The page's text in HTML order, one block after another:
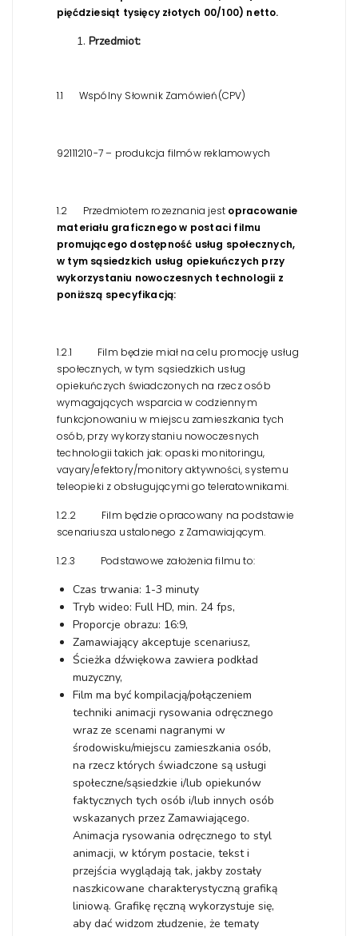
pięćdziesiąt tysięcy złotych 00/100) netto.
Przedmiot:
1.1 Wspólny Słownik Zamówień(CPV)
92111210-7 – produkcja filmów reklamowych
1.2 Przedmiotem rozeznania jest opracowanie
materiału graficznego w postaci filmu
promującego dostępność usług społecznych,
w tym sąsiedzkich usług opiekuńczych przy
wykorzystaniu nowoczesnych technologii z
poniższą specyfikacją:
1.2.1 Film będzie miał na celu promocję usług
społecznych, w tym sąsiedzkich usług
opiekuńczych świadczonych na rzecz osób
wymagających wsparcia w codziennym
funkcjonowaniu w miejscu zamieszkania tych
osób, przy wykorzystaniu nowoczesnych
technologii takich jak: opaski monitoringu,
vayary/efektory/monitory aktywności, systemu
teleopieki z obsługującymi go teleratownikami.
1.2.2 Film będzie opracowany na podstawie
scenariusza ustalonego z Zamawiającym.
1.2.3 Podstawowe założenia filmu to:
Czas trwania: 1-3 minuty
Tryb wideo: Full HD, min. 24 fps,
Proporcje obrazu: 16:9,
Zamawiający akceptuje scenariusz,
Ścieżka dźwiękowa zawiera podkład
muzyczny,
Film ma być kompilacją/połączeniem
techniki animacji rysowania odręcznego
wraz ze scenami nagranymi w
środowisku/miejscu zamieszkania osób,
na rzecz których świadczone są usługi
społeczne/sąsiedzkie i/lub opiekunów
faktycznych tych osób i/lub innych osób
wskazanych przez Zamawiającego.
Animacja rysowania odręcznego to styl
animacji, w którym postacie, tekst i
przejścia wyglądają tak, jakby zostały
naszkicowane charakterystyczną grafiką
liniową. Grafikę ręczną wykorzystuje się,
aby dać widzom złudzenie, że tematy